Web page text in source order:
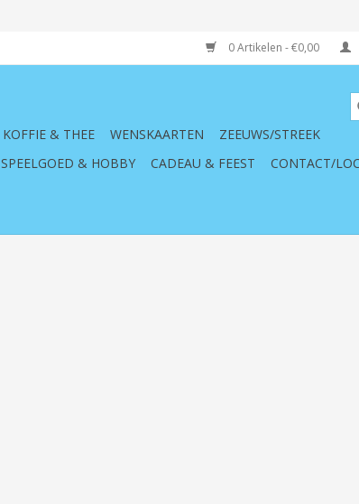
0 Artikelen - €0,00
KOFFIE & THEE WENSKAARTEN
ZEEUWS/STREEK
SPEELGOED & HOBBY CADEAU & FEEST CONTACT/